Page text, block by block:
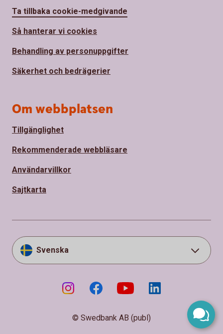
Ta tillbaka cookie-medgivande
Så hanterar vi cookies
Behandling av personuppgifter
Säkerhet och bedrägerier
Om webbplatsen
Tillgänglighet
Rekommenderade webbläsare
Användarvillkor
Sajtkarta
Svenska
© Swedbank AB (publ)